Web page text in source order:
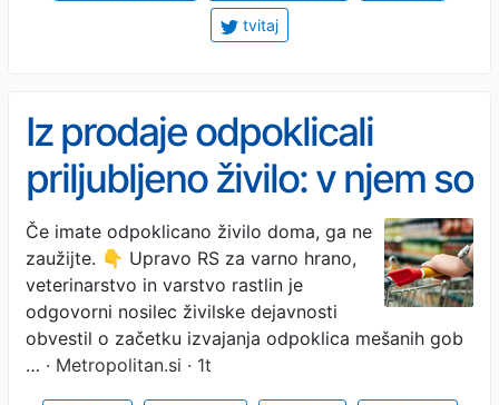
tvitaj
Iz prodaje odpoklicali
priljubljeno živilo: v njem so
našli nevarno bakterijo
Če imate odpoklicano živilo doma, ga ne
zaužijte. 👇 Upravo RS za varno hrano,
veterinarstvo in varstvo rastlin je
odgovorni nosilec živilske dejavnosti
obvestil o začetku izvajanja odpoklica mešanih gob
… · Metropolitan.si · 1t